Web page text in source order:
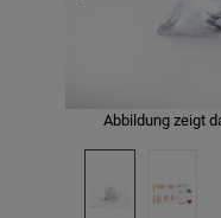
Abbildung zeigt